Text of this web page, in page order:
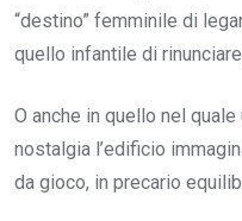
“destino” femminile di
quello infantile di
O anche in quello nel
nostalgia l’edificio
da gioco, in precario